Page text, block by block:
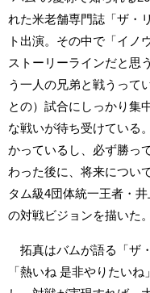
れた米老舗専門誌「ザ・
ト出演。その中で「イノ
ストーリーラインだと思
う一人の兄弟と戦うって
との）試合にしっかり集
な戦いが待ち受けている
かっているし、必ず勝っ
わった後に、将来につい
タム級4団体統一王者・
の対戦ビジョンを描いた。
拓真はバムが語る「ザ
「熱いね 是非やりたい